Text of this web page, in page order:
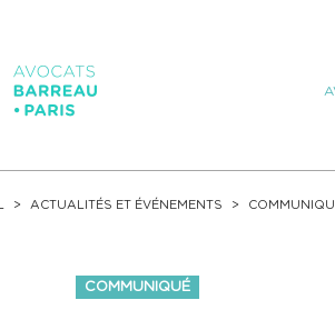
ACTUALITÉS ET ÉVÉNEMENTS
COMMUNIQUÉ